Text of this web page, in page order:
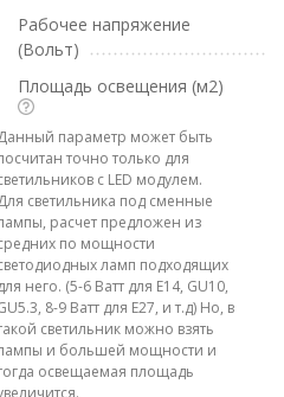
Рабочее напряжение
(Вольт)
Площадь освещения (м2)
параметр может быть
точно только для
с LED модулем.
светильника под сменные
расчет предложен из
по мощности
ламп подходящих
него. (5-6 Ватт для E14, GU10,
8-9 Ватт для E27, и т.д) Но, в
светильник можно взять
и большей мощности и
освещаемая площадь